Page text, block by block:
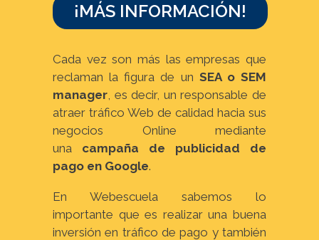
¡MÁS INFORMACIÓN!
Cada vez son más las empresas que
reclaman la figura de un SEA o SEM
manager, es decir, un responsable de
atraer tráfico Web de calidad hacia sus
negocios Online mediante
una campaña de publicidad de
pago en Google.
En Webescuela sabemos lo
importante que es realizar una buena
inversión en tráfico de pago y también